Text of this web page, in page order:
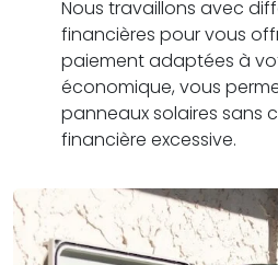
Nous travaillons avec
financières pour vous
paiement adaptées à
économique, vous
panneaux solaires sans
financière excessive.